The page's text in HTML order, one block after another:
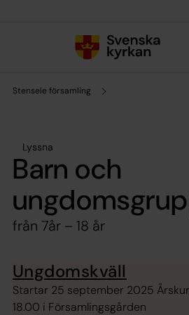
Stensele församling
Lyssna
Barn och
från 7år – 18 år
Ungdomskväll
Startar 25 september 2025
18.00 i Församlingsgården